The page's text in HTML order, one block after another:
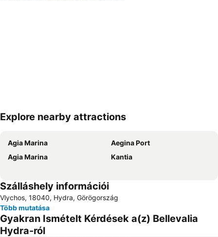
Nagy méretű térkép
Explore nearby attractions
Agia Marina
Aegina Port
Agia Marina
Kantia
Szálláshely információi
Vlychos, 18040, Hydra, Görögország
Több mutatása
Gyakran Ismételt Kérdések a(z) Bellevalia
Hydra-ról